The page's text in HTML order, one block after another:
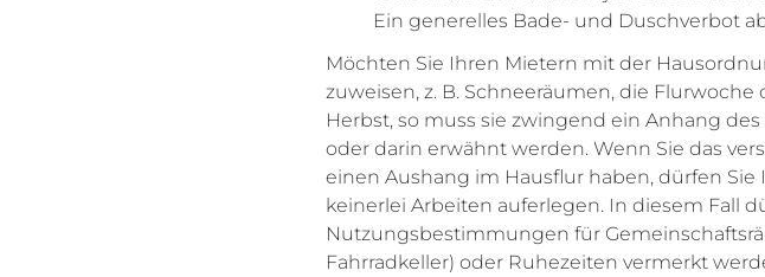
Ein generelles Bade- und Duschverbot
Möchten Sie Ihren Mietern mit der
zuweisen, z. B. Schneeräumen, die Flurwoche
Herbst, so muss sie zwingend ein Anhang
oder darin erwähnt werden. Wenn Sie das
einen Aushang im Hausflur haben, dürfen Sie
keinerlei Arbeiten auferlegen. In diesem Fall
Nutzungsbestimmungen für
Fahrradkeller) oder Ruhezeiten vermerkt